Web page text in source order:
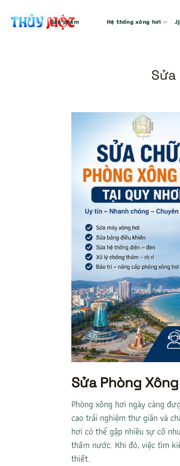
Sản phẩm Hệ thống xông hơi
Sửa
Sửa Phòng
Phòng xông hơi ngày càng
cao trải nghiệm thư giãn và
hơi có thể gặp nhiều sự cố
thấm nước. Khi đó, việc tìm
thiết.